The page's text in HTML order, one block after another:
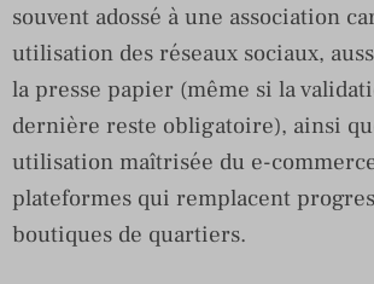
souvent adossé à une association
utilisation des réseaux sociaux,
la presse papier (même si la
dernière reste obligatoire), ainsi
utilisation maîtrisée du e-
plateformes qui remplacent
boutiques de quartiers.